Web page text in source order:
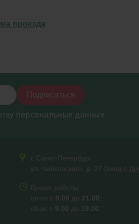
проезда
Подписаться
персональных данных